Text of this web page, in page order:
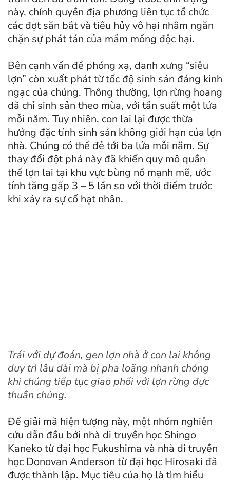
này, chính quyền địa phương liên tục tổ chức
các đợt săn bắt và tiêu hủy vô hại nhằm ngăn
chặn sự phát tán của mầm mống độc hại.
Bên cạnh vấn đề phóng xạ, danh xưng “siêu
lợn” còn xuất phát từ tốc độ sinh sản đáng kinh
ngạc của chúng. Thông thường, lợn rừng hoang
dã chỉ sinh sản theo mùa, với tần suất một lứa
mỗi năm. Tuy nhiên, con lai lại được thừa
hưởng đặc tính sinh sản không giới hạn của lợn
nhà. Chúng có thể đẻ tới ba lứa mỗi năm. Sự
thay đổi đột phá này đã khiến quy mô quần
thể lợn lai tại khu vực bùng nổ mạnh mẽ, ước
tính tăng gấp 3 – 5 lần so với thời điểm trước
khi xảy ra sự cố hạt nhân.
Trái với dự đoán, gen lợn nhà ở con lai không
duy trì lâu dài mà bị pha loãng nhanh chóng
khi chúng tiếp tục giao phối với lợn rừng đực
thuần chủng.
Để giải mã hiện tượng này, một nhóm nghiên
cứu dẫn đầu bởi nhà di truyền học Shingo
Kaneko từ đại học Fukushima và nhà di truyền
học Donovan Anderson từ đại học Hirosaki đã
được thành lập. Mục tiêu của họ là tìm hiểu